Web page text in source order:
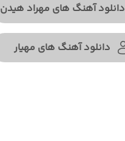
دانلود آهنگ های مهراد هیدن
دانلود آهنگ های مهیار